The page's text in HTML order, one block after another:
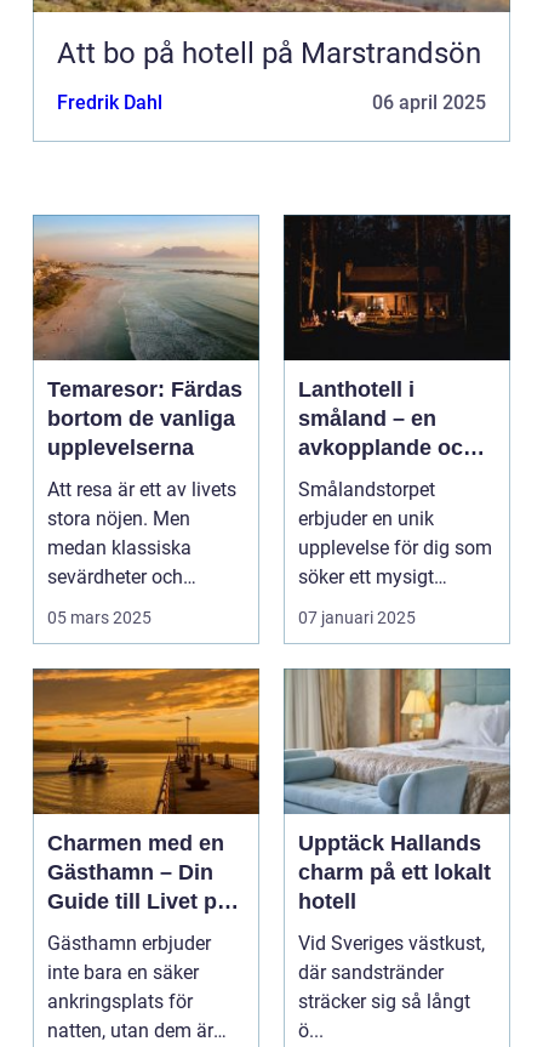
Att bo på hotell på Marstrandsön
Fredrik Dahl 06 april 2025
Temaresor: Färdas
bortom de vanliga
upplevelserna
Att resa är ett av livets
stora nöjen. Men
medan klassiska
sevärdheter och
typiska re...
05 mars 2025
Lanthotell i
småland – en
avkopplande och
hållbar vistelse på
smålandstorpet
Smålandstorpet
erbjuder en unik
upplevelse för dig som
söker ett mysigt
lanthotell i...
07 januari 2025
Charmen med en
Gästhamn – Din
Guide till Livet på
Bryggan
Gästhamn erbjuder
inte bara en säker
ankringsplats för
natten, utan dem är
Upptäck Hallands
charm på ett lokalt
hotell
Vid Sveriges västkust,
där sandstränder
sträcker sig så långt
ö...